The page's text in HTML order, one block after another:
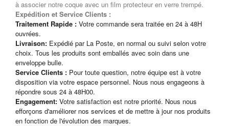
à associer notre coque avec un film protecteur en verre trempé.
Expédition et Service Clients :
Traitement Rapide : Votre commande sera traitée en 24 à 48H
ouvrées.
Livraison: Expédié par La Poste, en normal ou suivi selon votre
choix. Tous les produits sont emballés avec soin dans une
enveloppe bulle.
Service Clients : Pour toute question, notre équipe est à votre
disposition via votre espace personnel. Nous nous engageons à
répondre sous 24 à 48H00.
Engagement: Votre satisfaction est notre priorité. Nous nous
efforçons d'améliorer nos services et de mettre à jour nos produits
en fonction de l'évolution des marques.